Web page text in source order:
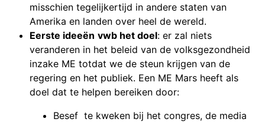
misschien tegelijkertijd in andere staten van
Amerika en landen over heel de wereld.
Eerste ideeën vwb het doel: er zal niets
veranderen in het beleid van de volksgezondheid
inzake ME totdat we de steun krijgen van de
regering en het publiek. Een ME Mars heeft als
doel dat te helpen bereiken door:
Besef te kweken bij het congres, de media